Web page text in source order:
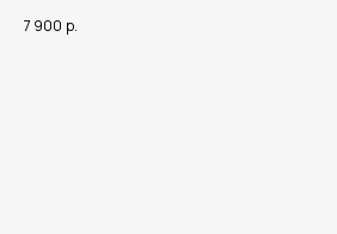
7 900 р.